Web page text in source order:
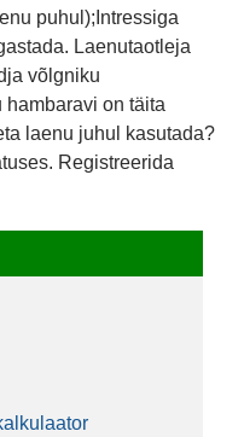
puhul);Intressiga
Laenutaotleja
võlgniku
on täita
laenu juhul kasutada?
Registreerida